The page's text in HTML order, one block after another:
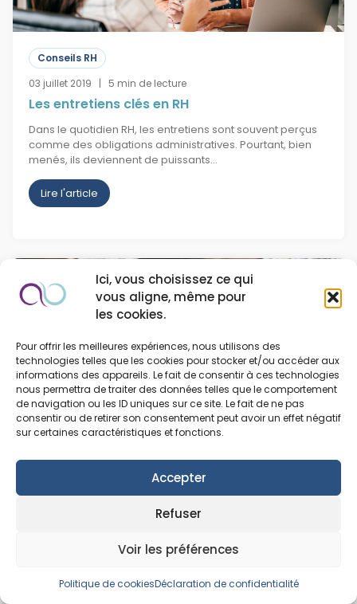
Ici, vous choisissez ce qui
vous aligne, même pour
les cookies.
Pour offrir les meilleures expériences, nous utilisons des
technologies telles que les cookies pour stocker et/ou accéder aux
informations des appareils. Le fait de consentir à ces technologies
nous permettra de traiter des données telles que le comportement
de navigation ou les ID uniques sur ce site. Le fait de ne pas
consentir ou de retirer son consentement peut avoir un effet négatif
sur certaines caractéristiques et fonctions.
Accepter
Refuser
Voir les préférences
Politique de cookiesDéclaration de confidentialité
Conseils RH
03 juillet 2019 | 5 min de lecture
Les entretiens clés en RH
Dans le quotidien RH, les entretiens sont souvent perçus
comme des obligations administratives. Pourtant, bien
menés, ils deviennent de puissants…
Lire l'article
coaching
Prendre une décision : comment faire ?​
Prendre une décision peut sembler anodin… jusqu’au
moment où tout se complique. Face à l’incertitude, à la